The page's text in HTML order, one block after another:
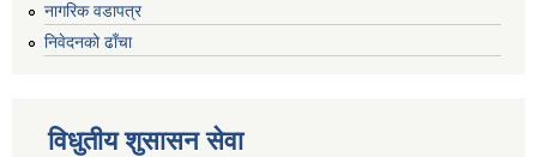
नागरिक वडापत्र
निवेदनको ढाँचा
विधुतीय शुसासन सेवा